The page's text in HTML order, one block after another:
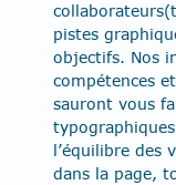
pistes
objectifs. Nos
compétences
sauront vous
l’équilibre des
dans la page,